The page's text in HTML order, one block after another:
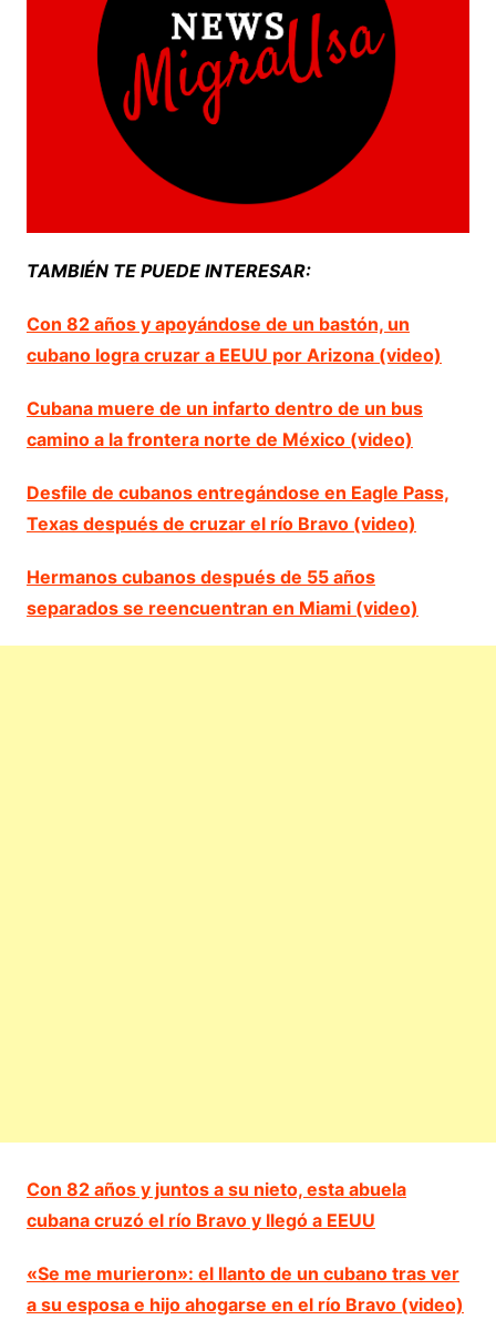
TAMBIÉN TE PUEDE INTERESAR:
Con 82 años y apoyándose de un bastón, un
cubano logra cruzar a EEUU por Arizona (video)
Cubana muere de un infarto dentro de un bus
camino a la frontera norte de México (video)
Desfile de cubanos entregándose en Eagle Pass,
Texas después de cruzar el río Bravo (video)
Hermanos cubanos después de 55 años
separados se reencuentran en Miami (video)
Con 82 años y juntos a su nieto, esta abuela
cubana cruzó el río Bravo y llegó a EEUU
«Se me murieron»: el llanto de un cubano tras ver
a su esposa e hijo ahogarse en el río Bravo (video)